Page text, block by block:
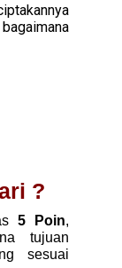
?
5 Poin,
tujuan
sesuai